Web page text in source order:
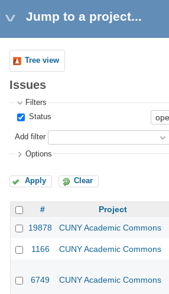
Jump to a project...
Tree view
Issues
Filters
Status
Add filter
Options
Apply Clear
# Project
19878
CUNY Academic Commons
1166 CUNY Academic Commons
6749 CUNY Academic Commons